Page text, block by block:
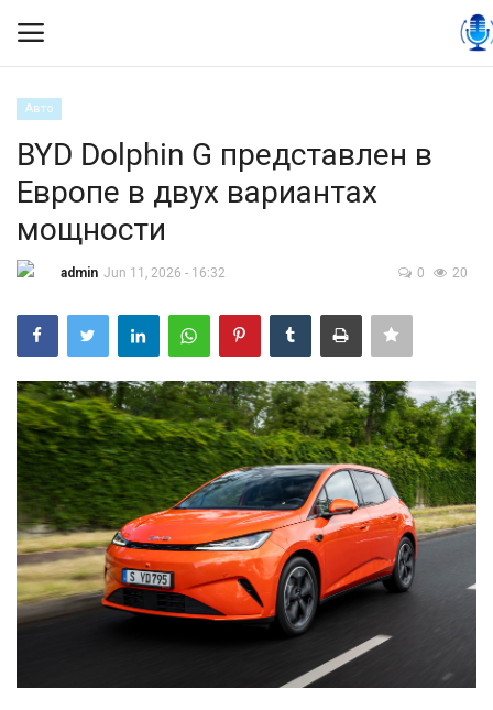
Контакты
Правила размещения
Экономика
Технологии
Спорт
Туризм
Недвижимость
Авто
BYD Dolphin G представлен в
Европе в двух вариантах
мощности
admin Jun 11, 2026 - 16:32 0 20